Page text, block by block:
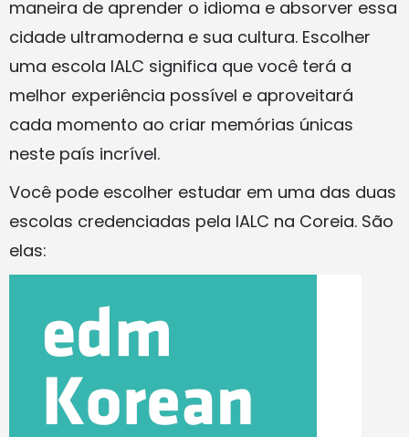
maneira de aprender o idioma e absorver essa
cidade ultramoderna e sua cultura. Escolher
uma escola IALC significa que você terá a
melhor experiência possível e aproveitará
cada momento ao criar memórias únicas
neste país incrível.
Você pode escolher estudar em uma das duas
escolas credenciadas pela IALC na Coreia. São
elas: